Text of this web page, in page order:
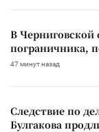
В Черниговской
пограничника,
47 минут назад
Следствие по
Булгакова